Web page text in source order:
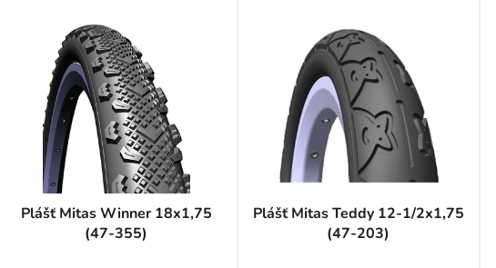
Plášť Mitas Winner 18x1,75
(47-355)
Plášť Mitas Teddy 12-1/2x1,75
(47-203)